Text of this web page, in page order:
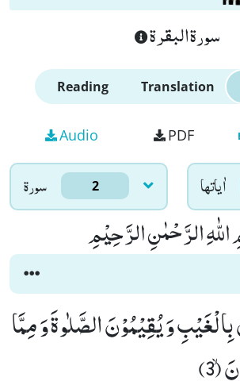
سورة البقرة
Reading Translation
Audio PDF
سورۃ 2 اٰياتها
الرَّحْمٰنِ الرَّحِیْمِ
وَ یُقِیْمُوْنَ الصَّلٰوةَ وَ مِمَّا